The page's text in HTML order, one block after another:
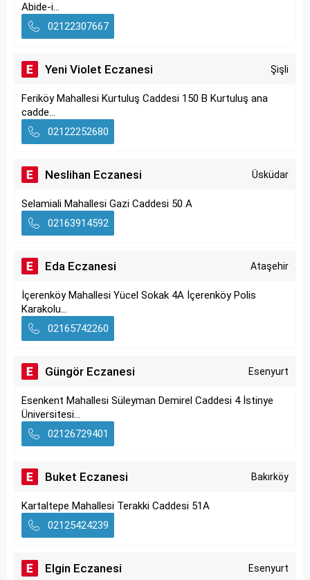
Abide-i...
02122307667
Yeni Violet Eczanesi Şişli
Feriköy Mahallesi Kurtuluş Caddesi 150 B Kurtuluş ana
cadde...
02122252680
Neslihan Eczanesi Üsküdar
Selamiali Mahallesi Gazi Caddesi 50 A
02163914592
Eda Eczanesi Ataşehir
İçerenköy Mahallesi Yücel Sokak 4A İçerenköy Polis
Karakolu...
02165742260
Güngör Eczanesi Esenyurt
Esenkent Mahallesi Süleyman Demirel Caddesi 4 İstinye
Üniversitesi...
02126729401
Buket Eczanesi Bakırköy
Kartaltepe Mahallesi Terakki Caddesi 51A
02125424239
Elgin Eczanesi Esenyurt